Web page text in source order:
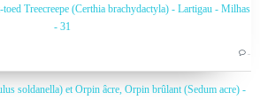
Treecreepe (Certhia brachydactyla) - Lartigau - Milhas
- 31
…
soldanella) et Orpin âcre, Orpin brûlant (Sedum acre) -